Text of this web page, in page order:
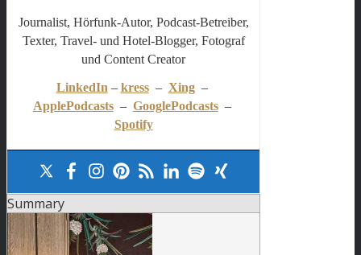
Journalist, Hörfunk-Autor, Podcast-Betreiber,
Texter, Travel- und Hotel-Blogger, Fotograf
und Content Creator
LinkedIn – kress– Xing–
ApplePodcasts– GooglePodcasts–
Spotify
Summary